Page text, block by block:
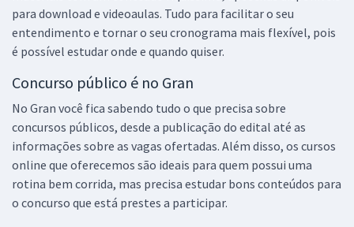
para download e videoaulas. Tudo para facilitar o seu
entendimento e tornar o seu cronograma mais flexível, pois
é possível estudar onde e quando quiser.
Concurso público é no Gran
No Gran você fica sabendo tudo o que precisa sobre
concursos públicos, desde a publicação do edital até as
informações sobre as vagas ofertadas. Além disso, os cursos
online que oferecemos são ideais para quem possui uma
rotina bem corrida, mas precisa estudar bons conteúdos para
o concurso que está prestes a participar.